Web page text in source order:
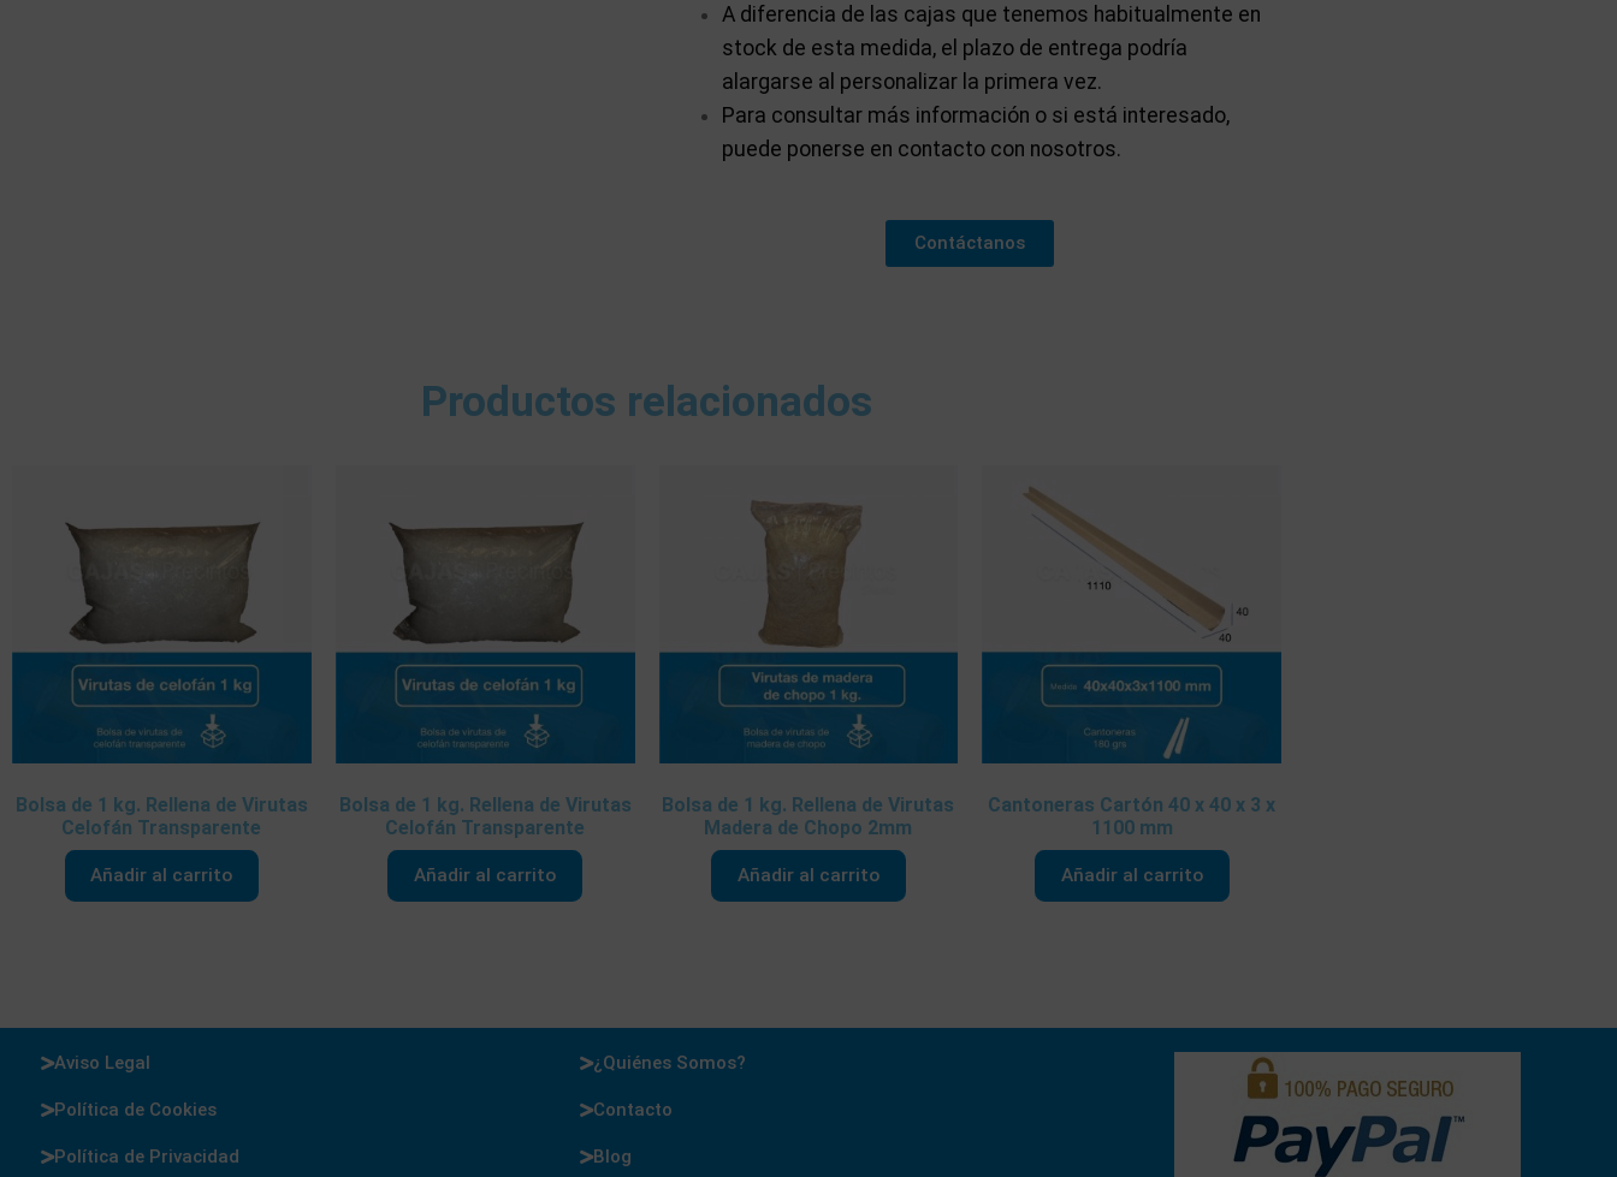
A diferencia de las cajas que tenemos habitualmente en
stock de esta medida, el plazo de entrega podría
alargarse al personalizar la primera vez.
Para consultar más información o si está interesado,
puede ponerse en contacto con nosotros.
Contáctanos
Productos relacionados
Bolsa de 1 kg. Rellena de Virutas
Celofán Transparente
Añadir al carrito
Bolsa de 1 kg. Rellena de Virutas
Celofán Transparente
Añadir al carrito
Bolsa de 1 kg. Rellena de Virutas
Madera de Chopo 2mm
Añadir al carrito
Cantoneras Cartón 40 x 40 x 3 x
1100 mm
Añadir al carrito
Aviso Legal
Política de Cookies
Política de Privacidad
¿Quiénes Somos?
Contacto
Blog